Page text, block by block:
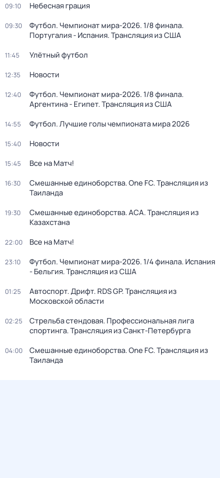
09:10 Небесная грация
09:30
Футбол. Чемпионат мира-2026. 1/8 финала.
Португалия - Испания. Трансляция из США
11:45 Улётный футбол
12:35 Новости
12:40
Футбол. Чемпионат мира-2026. 1/8 финала.
Аргентина - Египет. Трансляция из США
14:55 Футбол. Лучшие голы чемпионата мира 2026
15:40 Новости
15:45 Все на Матч!
16:30
Смешанные единоборства. One FC. Трансляция из
Таиланда
19:30
Смешанные единоборства. АСА. Трансляция из
Казахстана
22:00 Все на Матч!
23:10
Футбол. Чемпионат мира-2026. 1/4 финала. Испания
- Бельгия. Трансляция из США
01:25
Автоспорт. Дрифт. RDS GP. Трансляция из
Московской области
02:25
Стрельба стендовая. Профессиональная лига
спортинга. Трансляция из Санкт-Петербурга
04:00
Смешанные единоборства. One FC. Трансляция из
Таиланда